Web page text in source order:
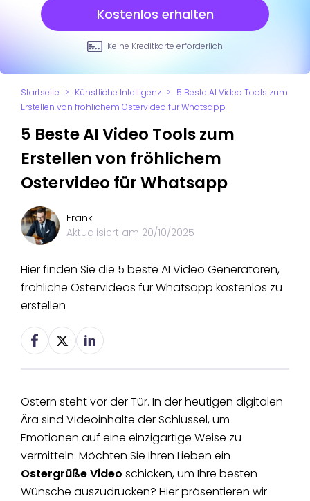
Kostenlos erhalten
Keine Kreditkarte erforderlich
Startseite > Künstliche Intelligenz > 5 Beste AI Video Tools zum
Erstellen von fröhlichem Ostervideo für Whatsapp
5 Beste AI Video Tools zum
Erstellen von fröhlichem
Ostervideo für Whatsapp
Frank
Aktualisiert am 20/10/2025
Hier finden Sie die 5 beste AI Video Generatoren,
fröhliche Ostervideos für Whatsapp kostenlos zu
erstellen
Ostern steht vor der Tür. In der heutigen digitalen
Ära sind Videoinhalte der Schlüssel, um
Emotionen auf eine einzigartige Weise zu
vermitteln. Möchten Sie Ihren Lieben ein
Ostergrüße Video schicken, um Ihre besten
Wünsche auszudrücken? Hier präsentieren wir